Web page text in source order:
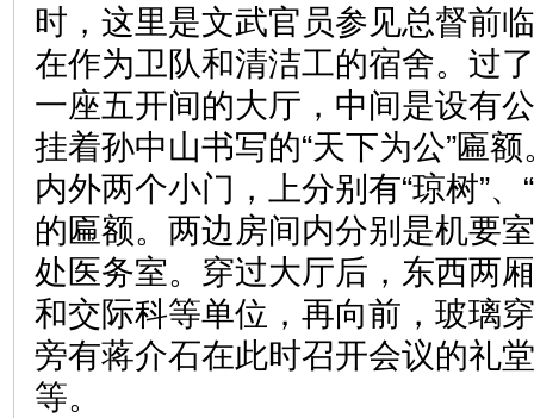
时，这里是文武官员参见总督前
在作为卫队和清洁工的宿舍。过
一座五开间的大厅，中间是设有
挂着孙中山书写的“天下为公”匾
内外两个小门，上分别有“琼树”、
的匾额。两边房间内分别是机要
处医务室。穿过大厅后，东西两
和交际科等单位，再向前，玻璃
旁有蒋介石在此时召开会议的礼
等。